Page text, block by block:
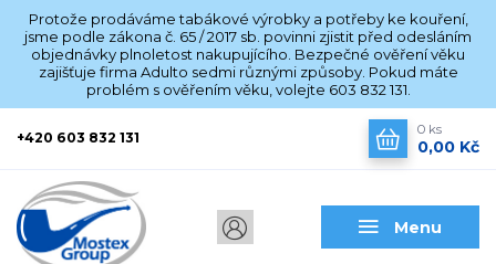
Protože prodáváme tabákové výrobky a potřeby ke kouření,
jsme podle zákona č. 65 / 2017 sb. povinni zjistit před odesláním
objednávky plnoletost nakupujícího. Bezpečné ověření věku
zajišťuje firma Adulto sedmi různými způsoby. Pokud máte
problém s ověřením věku, volejte 603 832 131.
Menu
+420 603 832 131
0 ks
0,00 Kč